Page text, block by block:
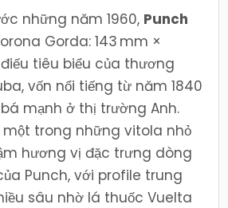
những năm 1960, Punch
Gorda: 143 mm ×
tiêu biểu của thương
vốn nổi tiếng từ năm 1840
mạnh ở thị trường Anh.
một trong những vitola nhỏ
hương vị đặc trưng dòng
Punch, với profile trung
sâu nhờ lá thuốc Vuelta